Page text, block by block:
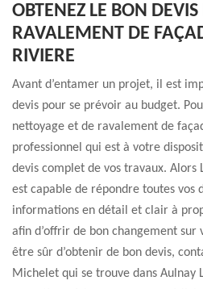
OBTENEZ LE BON
RAVALEMENT DE
RIVIERE
Avant d’entamer un projet, il est
devis pour se prévoir au budget.
nettoyage et de ravalement de
professionnel qui est à votre
devis complet de vos travaux. Alors
est capable de répondre toutes vos
informations en détail et clair à
afin d’offrir de bon changement
être sûr d’obtenir de bon devis,
Michelet qui se trouve dans Aulnay